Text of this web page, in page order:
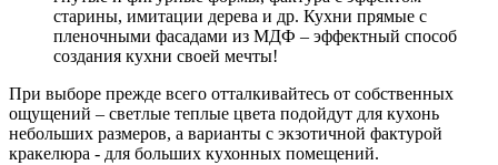
старины, имитации дерева и др. Кухни прямые с
пленочными фасадами из МДФ – эффектный способ
создания кухни своей мечты!
При выборе прежде всего отталкивайтесь от собственных
ощущений – светлые теплые цвета подойдут для кухонь
небольших размеров, а варианты с экзотичной фактурой
кракелюра - для больших кухонных помещений.